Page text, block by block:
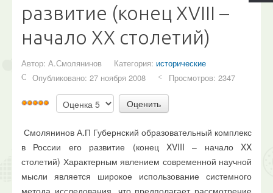
Форум
Ищем?
развитие (конец XVIII –
начало XX столетий)
Автор: А.Смолянинов Категория: исторические
Опубликовано: 27 ноября 2008
Просмотров: 2347
Рейтинг:
Пожалуйста,
оцените
Смолянинов А.П Губернский образовательный комплекс
в России его развитие (конец XVIII – начало XX
столетий) Характерным явлением современной научной
мысли является широкое использование системного
метода исследования, что предполагает рассмотрение